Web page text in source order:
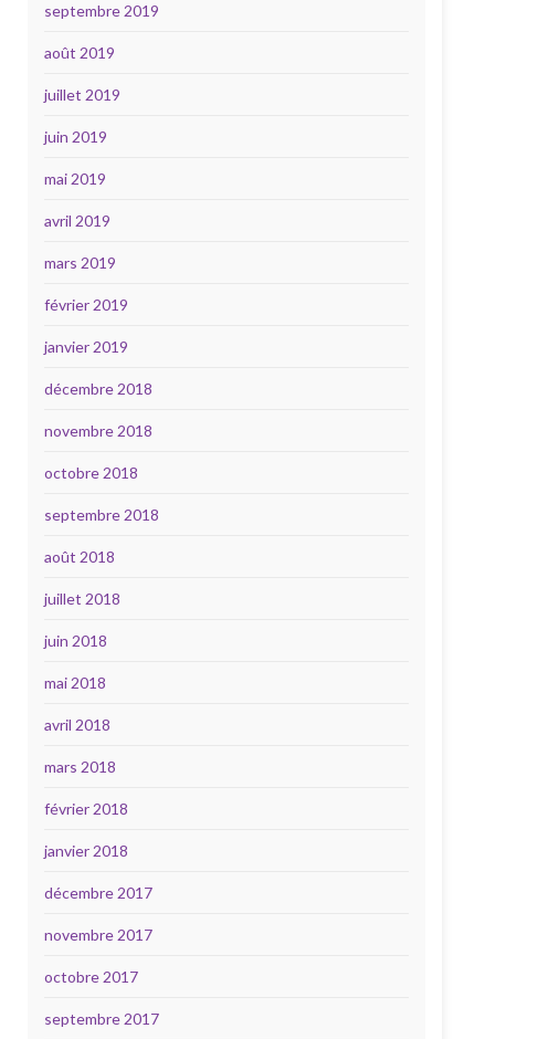
septembre 2019
août 2019
juillet 2019
juin 2019
mai 2019
avril 2019
mars 2019
février 2019
janvier 2019
décembre 2018
novembre 2018
octobre 2018
septembre 2018
août 2018
juillet 2018
juin 2018
mai 2018
avril 2018
mars 2018
février 2018
janvier 2018
décembre 2017
novembre 2017
octobre 2017
septembre 2017